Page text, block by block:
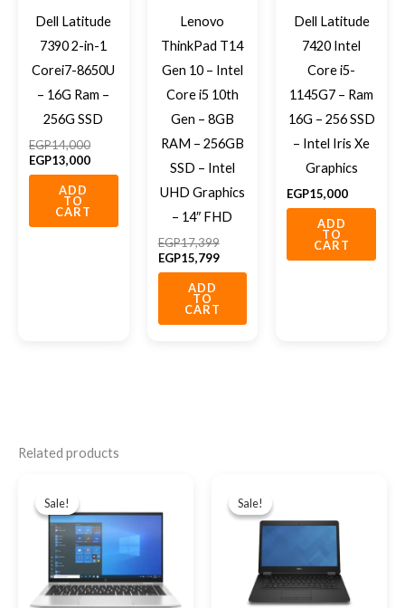
Dell Latitude
7390 2-in-1
Corei7-8650U
– 16G Ram –
256G SSD
EGP14,000
EGP13,000
ADD
TO
CART
Lenovo
ThinkPad T14
Gen 10 – Intel
Core i5 10th
Gen – 8GB
RAM – 256GB
SSD – Intel
UHD Graphics
– 14″ FHD
EGP17,399
EGP15,799
ADD
TO
CART
Dell Latitude
7420 Intel
Core i5-
1145G7 – Ram
16G – 256 SSD
– Intel Iris Xe
Graphics
EGP15,000
ADD
TO
CART
Related products
Sale!
Sale!
was:
EGP26,000.
is:
Sale!
Sale!
EGP10,000.